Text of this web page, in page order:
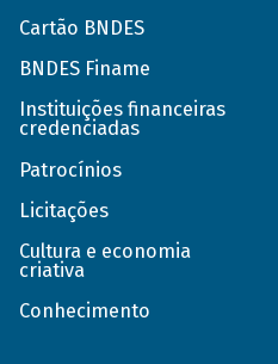
Cartão BNDES
BNDES Finame
Instituições financeiras
credenciadas
Patrocínios
Licitações
Cultura e economia
criativa
Conhecimento